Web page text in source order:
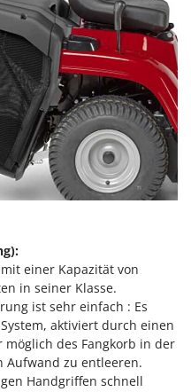
- Freischneider
einer Kapazität von
in seiner Klasse.
ist sehr einfach : Es
aktiviert durch einen
des Fangkorb in der
Aufwand zu entleeren.
Handgriffen schnell